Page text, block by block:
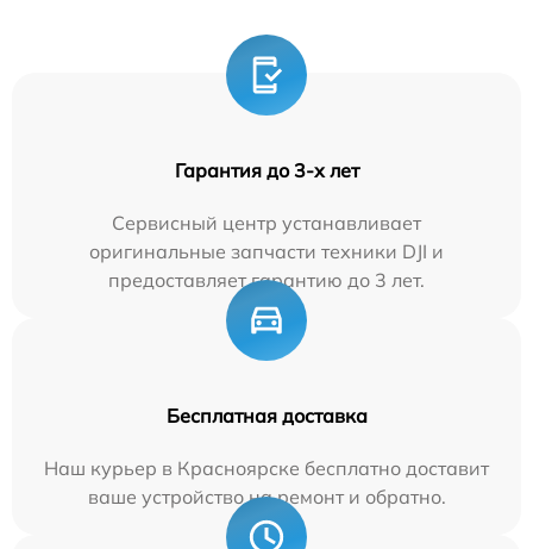
Гарантия до 3-х лет
Сервисный центр устанавливает
оригинальные запчасти техники DJI и
предоставляет гарантию до 3 лет.
Бесплатная доставка
Наш курьер в Красноярске бесплатно доставит
ваше устройство на ремонт и обратно.